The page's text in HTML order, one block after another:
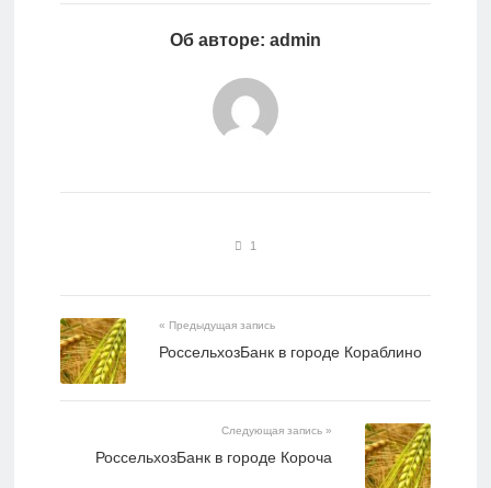
Об авторе: admin
1
« Предыдущая запись
РоссельхозБанк в городе Кораблино
Следующая запись »
РоссельхозБанк в городе Короча